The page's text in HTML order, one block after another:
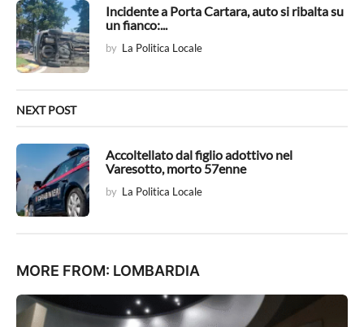
t
i
o
n
Incidente a Porta Cartara, auto si ribalta su
un fianco:...
by La Politica Locale
NEXT POST
Accoltellato dal figlio adottivo nel
Varesotto, morto 57enne
by La Politica Locale
MORE FROM: LOMBARDIA